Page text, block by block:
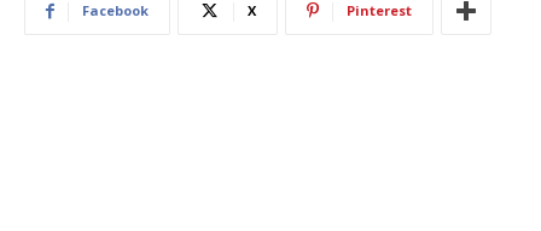
Facebook X Pinterest